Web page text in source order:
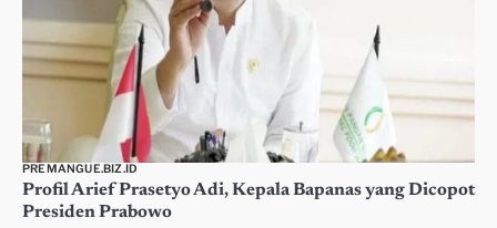
PREMANGUE.BIZ.ID
Profil Arief Prasetyo Adi, Kepala Bapanas yang Dicopot
Presiden Prabowo